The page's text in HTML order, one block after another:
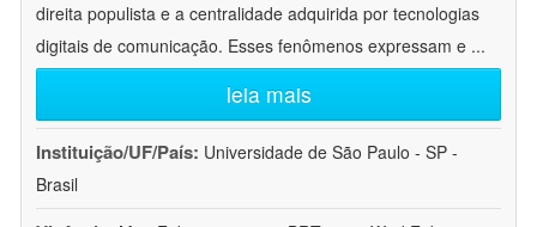
direita populista e a centralidade adquirida por tecnologias
digitais de comunicação. Esses fenômenos expressam e ...
leia mais
Instituição/UF/País: Universidade de São Paulo - SP -
Brasil